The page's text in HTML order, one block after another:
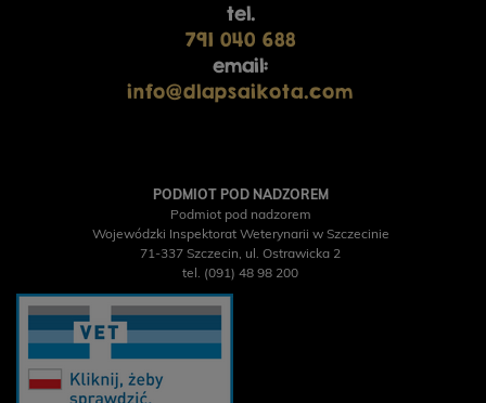
tel.
791 040 688
email:
info@dlapsaikota.com
PODMIOT POD NADZOREM
Podmiot pod nadzorem
Wojewódzki Inspektorat Weterynarii w Szczecinie
71-337 Szczecin, ul. Ostrawicka 2
tel. (091) 48 98 200